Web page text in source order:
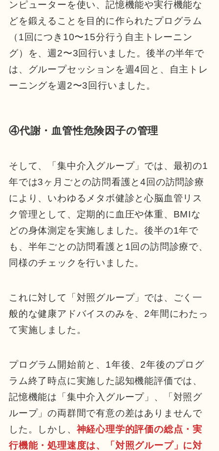
ンピューターを使い、記憶機能や実行機能な
どを鍛えることを目的に作られたプログラム
（1回につき10〜15分行う自主トレーニン
グ）を、週2〜3回行いました。後半の半年で
は、グループセッションを週4回と、自主トレ
ーニングを週2〜3回行いました。
④代謝・血管性危険因子の管理
そして、「集中介入グループ」では、最初の1
年では3ヶ月ごとの訪問看護と4回の訪問診療
により、いわゆるメタボ健診と心脳血管リス
ク管理として、定期的に血圧や体重、BMIな
どの身体測定を実施しました。後半の1年で
も、半年ごとの訪問看護と1回の訪問診療で、
同様のチェックを行いました。
これに対して「対照グループ」では、ごく一
般的な健康アドバイスのみを、2年間にわたっ
て実施しました。
プログラム開始前と、1年後、2年後のプログ
ラム終了時点に実施した認知機能評価では、
記憶機能は「集中介入グループ」、「対照グ
ループ」の両群間で有意の差はありませんで
した。しかし、神経心理学的評価の総点・実
行機能・処理速度は、「対照グループ」に対